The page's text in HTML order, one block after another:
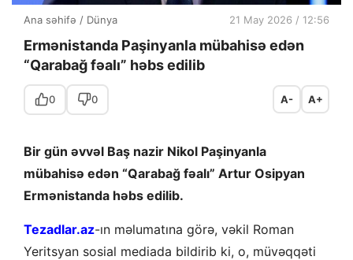
Ana səhifə / Dünya 21 May 2026 / 12:56
Ermənistanda Paşinyanla mübahisə edən
“Qarabağ fəalı” həbs edilib
0 0 A- A+
Bir gün əvvəl Baş nazir Nikol Paşinyanla
mübahisə edən “Qarabağ fəalı” Artur Osipyan
Ermənistanda həbs edilib.
Tezadlar.az-ın məlumatına görə, vəkil Roman
Yeritsyan sosial mediada bildirib ki, o, müvəqqəti